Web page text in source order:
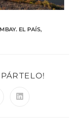
EL PAÍS,